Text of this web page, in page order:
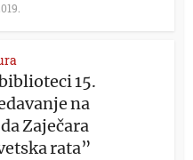
15.
na
Zaječara
rata”